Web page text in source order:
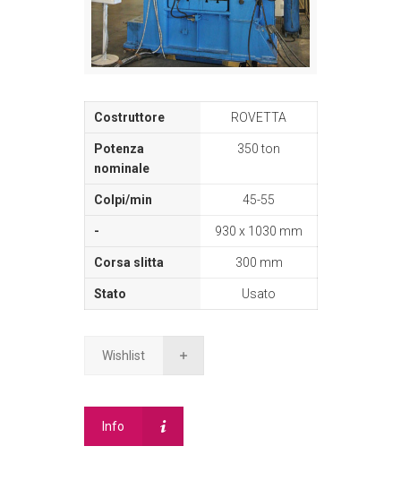
ROVETTA
350 ton
45-55
930 x 1030 mm
300 mm
Usato
Wishlist
Info